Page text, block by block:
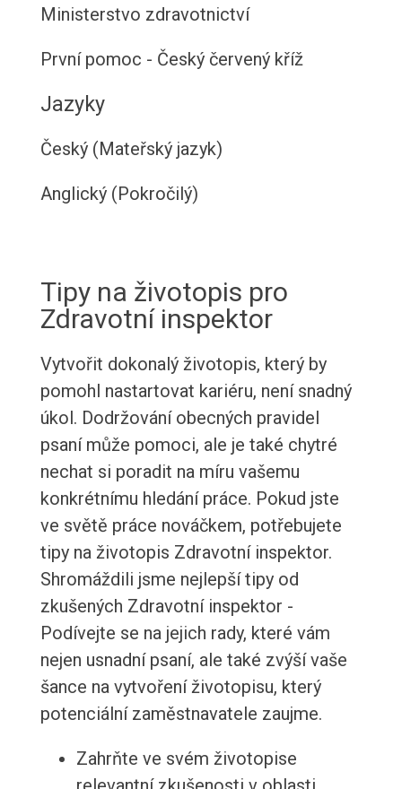
Ministerstvo zdravotnictví
První pomoc - Český červený kříž
Jazyky
Český (Mateřský jazyk)
Anglický (Pokročilý)
Tipy na životopis pro
Zdravotní inspektor
Vytvořit dokonalý životopis, který by
pomohl nastartovat kariéru, není snadný
úkol. Dodržování obecných pravidel
psaní může pomoci, ale je také chytré
nechat si poradit na míru vašemu
konkrétnímu hledání práce. Pokud jste
ve světě práce nováčkem, potřebujete
tipy na životopis Zdravotní inspektor.
Shromáždili jsme nejlepší tipy od
zkušených Zdravotní inspektor -
Podívejte se na jejich rady, které vám
nejen usnadní psaní, ale také zvýší vaše
šance na vytvoření životopisu, který
potenciální zaměstnavatele zaujme.
Zahrňte ve svém životopise